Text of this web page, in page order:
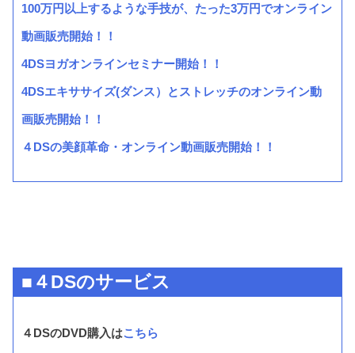
100万円以上するような手技が、たった3万円でオンライン
動画販売開始！！
4DSヨガオンラインセミナー開始！！
4DSエキササイズ(ダンス）とストレッチのオンライン動
画販売開始！！
４DSの美顔革命・オンライン動画販売開始！！
■４DSのサービス
４DSのDVD購入はこちら